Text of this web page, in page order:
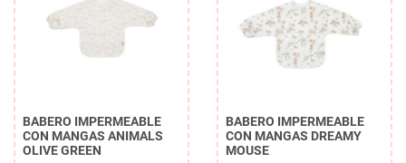
BABERO IMPERMEABLE
CON MANGAS ANIMALS
OLIVE GREEN
BABERO IMPERMEABLE
CON MANGAS DREAMY
MOUSE